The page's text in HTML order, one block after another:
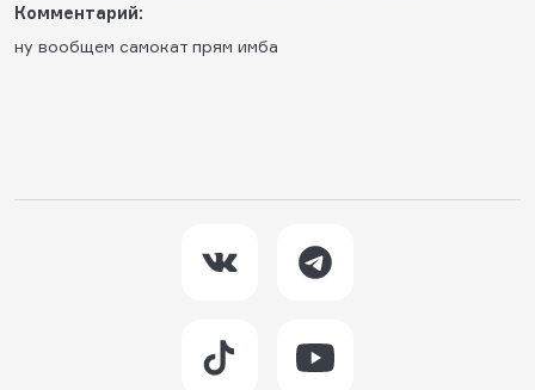
Комментарий:
ну вообщем самокат прям имба